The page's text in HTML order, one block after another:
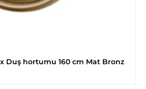
Duş hortumu 160 cm Mat Bronz